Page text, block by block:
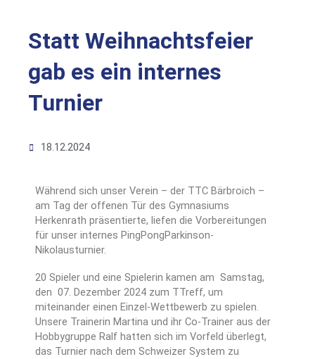
Statt Weihnachtsfeier
gab es ein internes
Turnier
18.12.2024
Während sich unser Verein – der TTC Bärbroich –
am Tag der offenen Tür des Gymnasiums
Herkenrath präsentierte, liefen die Vorbereitungen
für unser internes PingPongParkinson-
Nikolausturnier.
20 Spieler und eine Spielerin kamen am Samstag,
den 07. Dezember 2024 zum TTreff, um
miteinander einen Einzel-Wettbewerb zu spielen.
Unsere Trainerin Martina und ihr Co-Trainer aus der
Hobbygruppe Ralf hatten sich im Vorfeld überlegt,
das Turnier nach dem Schweizer System zu